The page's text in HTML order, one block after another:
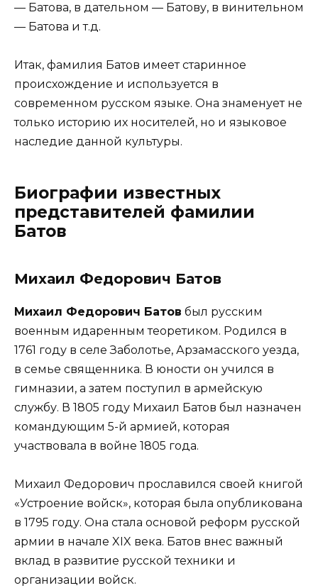
— Батова, в дательном — Батову, в винительном
— Батова и т.д.
Итак, фамилия Батов имеет старинное
происхождение и используется в
современном русском языке. Она знаменует не
только историю их носителей, но и языковое
наследие данной культуры.
Биографии известных
представителей фамилии
Батов
Михаил Федорович Батов
Михаил Федорович Батов был русским
военным идаренным теоретиком. Родился в
1761 году в селе Заболотье, Арзамасского уезда,
в семье священника. В юности он учился в
гимназии, а затем поступил в армейскую
службу. В 1805 году Михаил Батов был назначен
командующим 5-й армией, которая
участвовала в войне 1805 года.
Михаил Федорович прославился своей книгой
«Устроение войск», которая была опубликована
в 1795 году. Она стала основой реформ русской
армии в начале XIX века. Батов внес важный
вклад в развитие русской техники и
организации войск.